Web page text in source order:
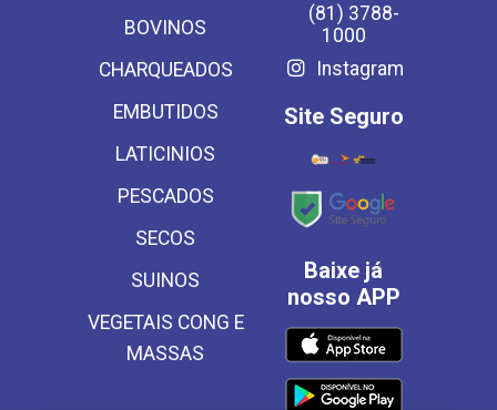
BOVINOS
CHARQUEADOS
EMBUTIDOS
LATICINIOS
PESCADOS
SECOS
SUINOS
VEGETAIS CONG E
MASSAS
(81) 3788-
1000
Instagram
Site Seguro
Baixe já
nosso APP